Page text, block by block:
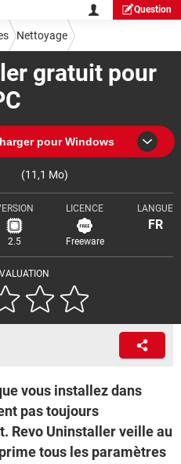
Question
gratuit pour
pour Windows
(11,1 Mo)
2.5
LICENCE
Freeware
LANGUE
FR
Nettoyage
vous installez dans
pas toujours
Revo Uninstaller veille au
tous les paramètres